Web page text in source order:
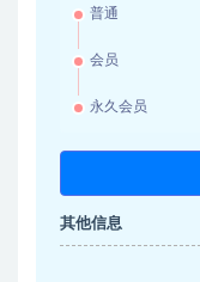
普通
会员
永久会员
其他信息